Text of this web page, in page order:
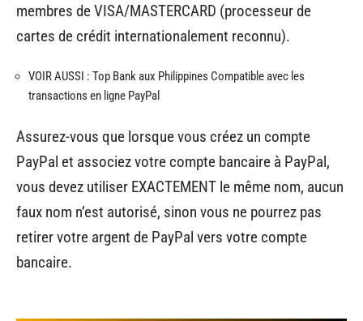
membres de VISA/MASTERCARD (processeur de
cartes de crédit internationalement reconnu).
VOIR AUSSI : Top Bank aux Philippines Compatible avec les
transactions en ligne PayPal
Assurez-vous que lorsque vous créez un compte
PayPal et associez votre compte bancaire à PayPal,
vous devez utiliser EXACTEMENT le même nom, aucun
faux nom n’est autorisé, sinon vous ne pourrez pas
retirer votre argent de PayPal vers votre compte
bancaire.